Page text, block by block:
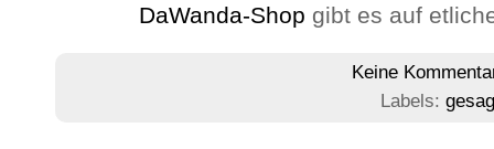
DaWanda-Shop gibt es auf
Keine
Labels: